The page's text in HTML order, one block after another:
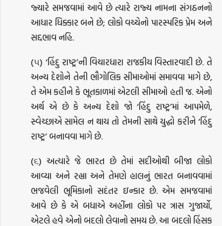
જ્યારે સમજવામાં આવે છે ત્યારે રાજ્ય નામના સંગઠનનો
આધાર ધિક્કાર બને છે; લોકો વચ્ચેનો પારસ્પરિક પ્રેમ અને
સદ્દભાવ નહિ.
(૫) ‘હિંદુ રાષ્ટ્ર’ની વિચારધારા રાજકીય વિસ્તારવાદી છે. તે
અન્ય દેશોને તેની ભૌગોલિક સીમાઓમાં સમાવવા માગે છે,
તે એમ કહીને કે ભૂતકાળમાં એટલી સીમાઓ હતી જ. એનો
અર્થ એ છે કે અન્ય દેશો જો ‘હિંદુ રાષ્ટ્ર’માં આપમેળે,
સ્વેચ્છાએ સામેલ ન થાય તો તેમની સાથે યુદ્ધો કરીને ‘હિંદુ
રાષ્ટ્ર’ બનાવવા માગે છે.
(૬) અત્યારે જે ભારત છે તેમાં સદીઓથી બીજા લોકો
આવ્યા અને રહ્યા અને તેમણે હાલનું ભારત બનાવવામાં
ભજવેલી ભૂમિકાનો સદંતર ઇન્કાર છે. એમ સમજવામાં
આવે છે કે એ બધાએ અહીંના લોકો પર ત્રાસ ગુજાર્યો,
એટલે હવે એનો બદલો લેવાનો સમય છે. આ બદલો હિંસક